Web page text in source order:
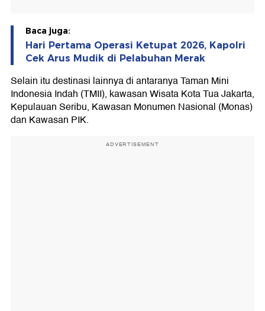
Baca juga:
Hari Pertama Operasi Ketupat 2026, Kapolri
Cek Arus Mudik di Pelabuhan Merak
Selain itu destinasi lainnya di antaranya Taman Mini
Indonesia Indah (TMII), kawasan Wisata Kota Tua Jakarta,
Kepulauan Seribu, Kawasan Monumen Nasional (Monas)
dan Kawasan PIK.
ADVERTISEMENT